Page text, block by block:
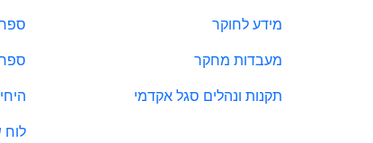
מידע לחוקר
מעבדות מחקר
תקנות ונהלים סגל אקדמי